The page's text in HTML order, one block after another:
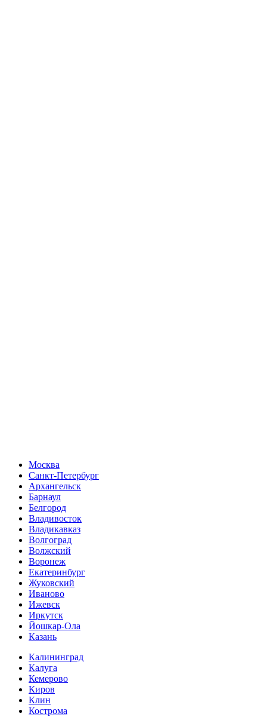
Москва
Санкт-Петербург
Архангельск
Барнаул
Белгород
Владивосток
Владикавказ
Волгоград
Волжский
Воронеж
Екатеринбург
Жуковский
Иваново
Ижевск
Иркутск
Йошкар-Ола
Казань
Калининград
Калуга
Кемерово
Киров
Клин
Кострома